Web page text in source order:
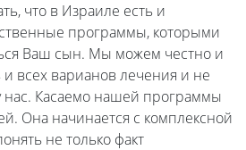
что в Израиле есть и
программы, которыми
Ваш сын. Мы можем честно и
и всех варианов лечения и не
нас. Касаемо нашей программы
Она начинается с комплексной
не только факт